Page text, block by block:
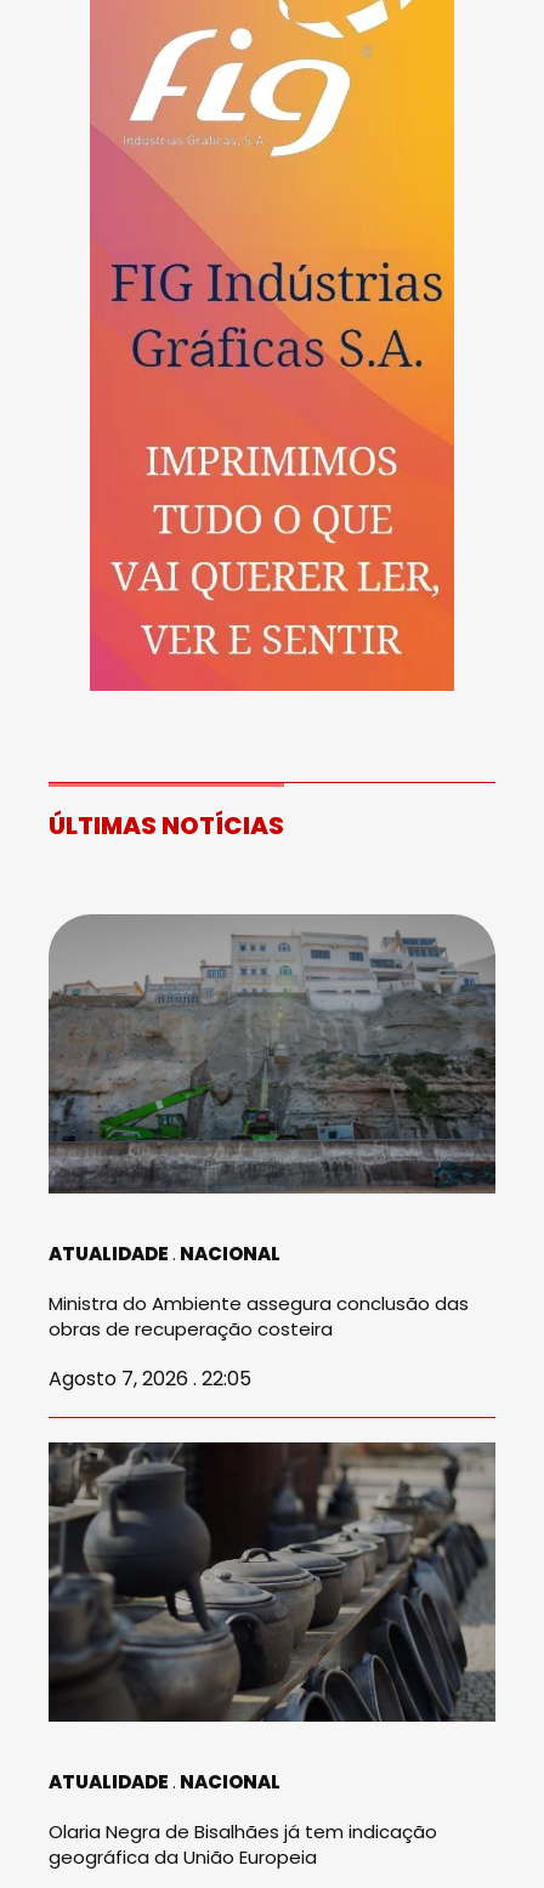
ÚLTIMAS NOTÍCIAS
ATUALIDADE NACIONAL
Ministra do Ambiente assegura conclusão das
obras de recuperação costeira
Agosto 7, 2026 . 22:05
ATUALIDADE NACIONAL
Olaria Negra de Bisalhães já tem indicação
geográfica da União Europeia